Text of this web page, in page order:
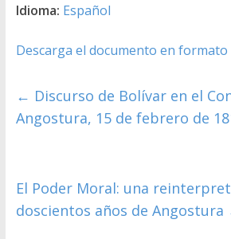
Idioma: Español
Descarga el documento en formato
← Discurso de Bolívar en el
Angostura, 15 de febrero de
El Poder Moral: una
doscientos años de Angostura